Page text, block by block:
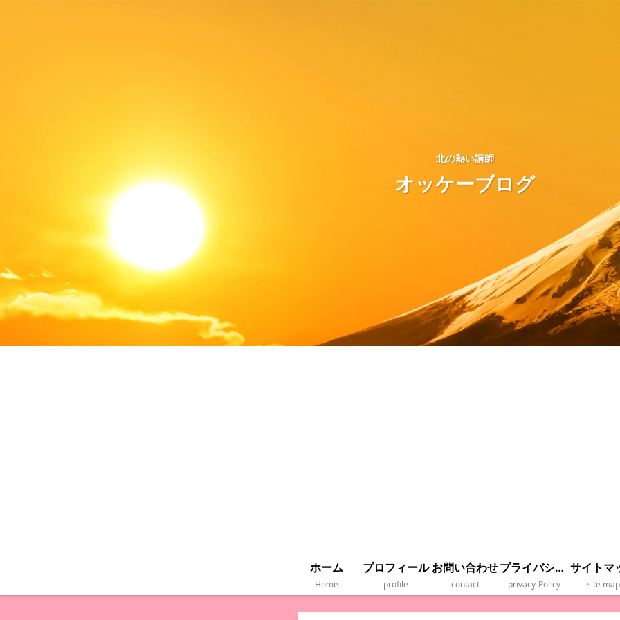
北の熱い講師
オッケーブログ
ホーム
Home
プロフィール
profile
お問い合わせ
contact
プライバシーポリシー
privacy‐Policy
サイトマ
site map